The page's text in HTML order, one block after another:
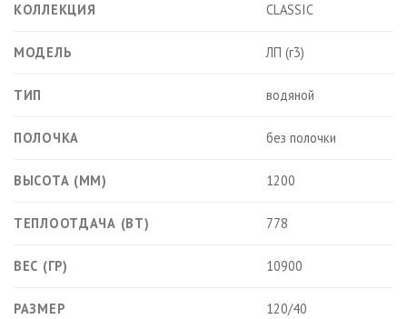
КОЛЛЕКЦИЯ CLASSIC
МОДЕЛЬ ЛП (г3)
ТИП водяной
ПОЛОЧКА без полочки
ВЫСОТА (ММ) 1200
ТЕПЛООТДАЧА (ВТ) 778
ВЕС (ГР) 10900
РАЗМЕР 120/40